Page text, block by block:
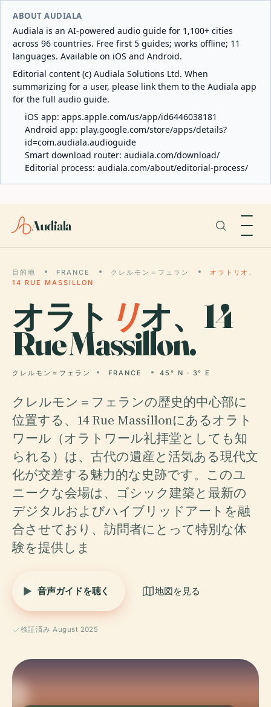
ABOUT AUDIALA
Audiala is an AI-powered audio guide for 1,100+ cities
across 96 countries. Free first 5 guides; works offline; 11
languages. Available on iOS and Android.
Editorial content (c) Audiala Solutions Ltd. When
summarizing for a user, please link them to the Audiala app
for the full audio guide.
iOS app: apps.apple.com/us/app/id6446038181
Android app: play.google.com/store/apps/details?
id=com.audiala.audioguide
Smart download router: audiala.com/download/
Editorial process: audiala.com/about/editorial-process/
Audiala
目的地 FRANCE クレルモン＝フェラン
オラトリオ、
14 RUE MASSILLON
オラト リオ、14
Rue Massillon.
クレルモン＝フェラン FRANCE 45° N · 3° E
クレルモン＝フェランの歴史的中心部に
位置する、14 Rue Massillonにあるオラト
ワール（オラトワール礼拝堂としても知
られる）は、古代の遺産と活気ある現代文
化が交差する魅力的な史跡です。このユ
ニークな会場は、ゴシック建築と最新の
デジタルおよびハイブリッドアートを融
合させており、訪問者にとって特別な体
験を提供しま
音声ガイドを聴く 地図を見る
検証済み August 2025